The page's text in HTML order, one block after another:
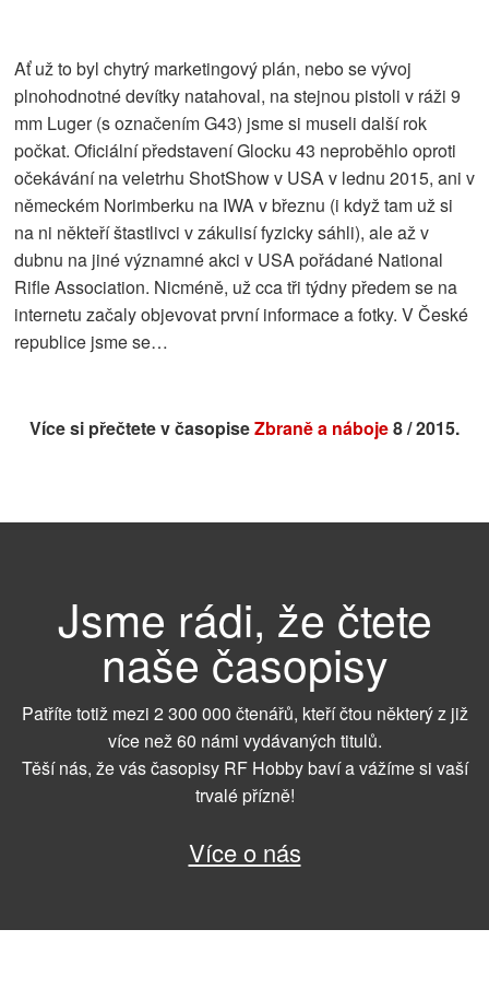
Ať už to byl chytrý marketingový plán, nebo se vývoj
plnohodnotné devítky natahoval, na stejnou pistoli v ráži 9
mm Luger (s označením G43) jsme si museli další rok
počkat. Oficiální představení Glocku 43 neproběhlo oproti
očekávání na veletrhu ShotShow v USA v lednu 2015, ani v
německém Norimberku na IWA v březnu (i když tam už si
na ni někteří štastlivci v zákulisí fyzicky sáhli), ale až v
dubnu na jiné významné akci v USA pořádané National
Rifle Association. Nicméně, už cca tři týdny předem se na
internetu začaly objevovat první informace a fotky. V České
republice jsme se…
Více si přečtete v časopiseZbraně a náboje8 / 2015.
Jsme rádi, že čtete
naše časopisy
Patříte totiž mezi 2 300 000 čtenářů, kteří čtou některý z již
více než 60 námi vydávaných titulů.
Těší nás, že vás časopisy RF Hobby baví a vážíme si vaší
trvalé přízně!
Více o nás